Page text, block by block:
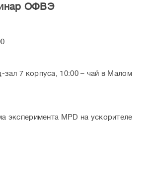
ОФВЭ
7 корпуса, 10:00 – чай в Малом
эксперимента MPD на ускорителе